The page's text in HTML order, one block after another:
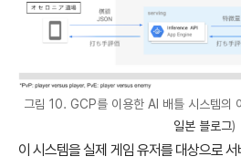
그림 10. GCP를 이용한 AI 배틀 시스템의
일본 블로그)
이 시스템을 실제 게임 유저를 대상으로